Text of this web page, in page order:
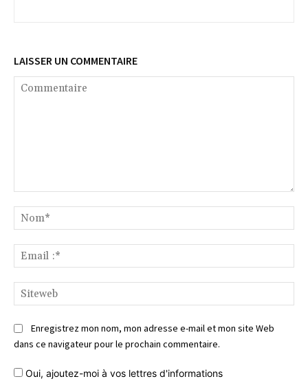
LAISSER UN COMMENTAIRE
:*
Enregistrez mon nom, mon adresse e-mail et mon site Web
dans ce navigateur pour le prochain commentaire.
Oui, ajoutez-moi à vos lettres d'informations